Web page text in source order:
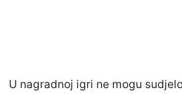
U nagradnoj igri ne mogu